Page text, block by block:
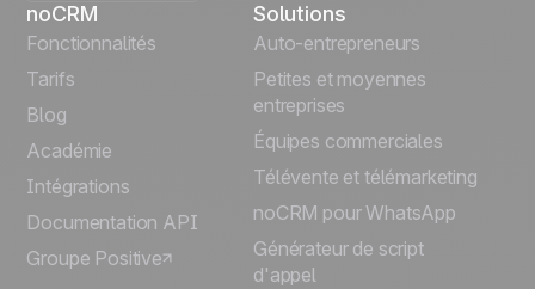
English
Português
Italiano
Deutsch
noCRM
Fonctionnalités
Tarifs
Blog
Académie
Intégrations
Documentation API
Groupe Positive
Solutions
Auto-entrepreneurs
Petites et moyennes
entreprises
Équipes commerciales
Télévente et télémarketing
noCRM pour WhatsApp
Générateur de script
d'appel